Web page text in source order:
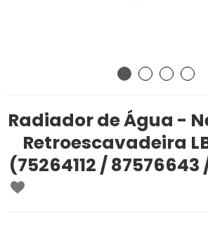
Radiador de Água -
Retroescavadeira
(75264112 / 87576643